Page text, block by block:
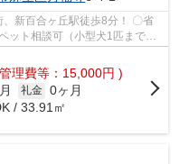
新百合ヶ丘駅徒歩8分！ 〇省
ット相談可（小型犬1匹まで、
理費等：15,000円 )
礼金 0ヶ月
/ 33.91㎡